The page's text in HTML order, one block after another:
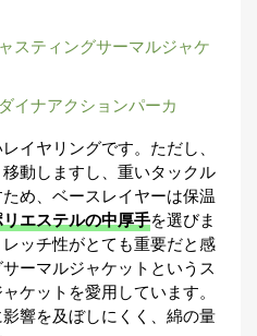
スティングサーマルジャケ
ダイナアクションパーカ
イヤリングです。ただし、
動しますし、重いタックル
め、ベースレイヤーは保温
エステルの中厚手を選びま
ッチ性がとても重要だと感
ーマルジャケットというス
ケットを愛用しています。
響を及ぼしにくく、綿の量